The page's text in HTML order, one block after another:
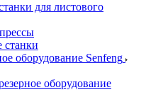
для листового
станки
оборудование Senfeng
оборудование